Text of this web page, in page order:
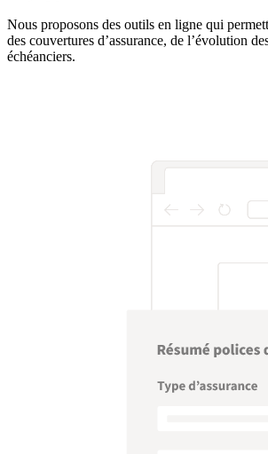
Nous proposons des outils en ligne qui
des couvertures d’assurance, de l’évolution
échéanciers.